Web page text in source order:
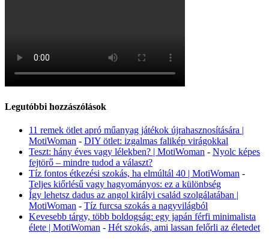
Legutóbbi hozzászólások
11 remek ötlet apró műanyag játékok újrahasznosítására |
MotiWoman - DIY ötlet: izgalmas falikép virágokkal
Teszt: hány éves vagy lélekben? | MotiWoman - Nyolc képes
fejtörő – mindre tudod a választ?
Tíz fontos étkezési szokás, ha elmúltál 40 | MotiWoman -
Teljes kiőrlésű vagy hagyományos: ez a különbség
Így lehetsz dadus az angol királyi család szolgálatában |
MotiWoman - Tíz furcsa szokás a nagyvilágból
Kevesebb tárgy, több boldogság: egy japán férfi minimalista
élete | MotiWoman - Hét szokás, ami lassan felőrli az életedet